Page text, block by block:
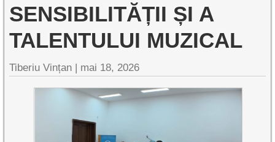
SENSIBILITĂȚII ȘI A
TALENTULUI MUZICAL
Tiberiu Vințan | mai 18, 2026